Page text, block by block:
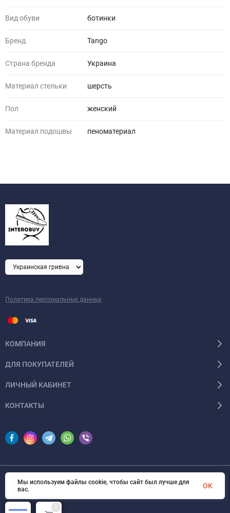
Вид обуви ботинки
Бренд Tango
Страна бренда Украина
Материал стельки шерсть
Пол женский
Материал подошвы пеноматериал
Политика персональных данных
КОМПАНИЯ
ДЛЯ ПОКУПАТЕЛЕЙ
ЛИЧНЫЙ КАБИНЕТ
КОНТАКТЫ
© 2026 InSale. Все права защищены
0
Мы используем файлы cookie, чтобы сайт был лучше для
вас.
OK